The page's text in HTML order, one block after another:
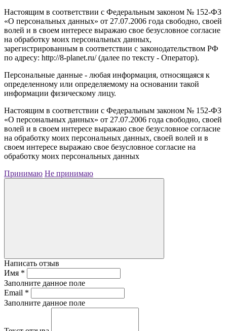
Настоящим в соответствии с Федеральным законом № 152-ФЗ
«О персональных данных» от 27.07.2006 года свободно, своей
волей и в своем интересе выражаю свое безусловное согласие
на обработку моих персональных данных,
зарегистрированным в соответствии с законодательством РФ
по адресу: http://8-planet.ru/ (далее по тексту - Оператор).
Персональные данные - любая информация, относящаяся к
определенному или определяемому на основании такой
информации физическому лицу.
Настоящим в соответствии с Федеральным законом № 152-ФЗ
«О персональных данных» от 27.07.2006 года свободно, своей
волей и в своем интересе выражаю свое безусловное согласие
на обработку моих персональных данных, своей волей и в
своем интересе выражаю свое безусловное согласие на
обработку моих персональных данных
Принимаю Не принимаю
Написать отзыв
Имя *
Заполните данное поле
Email *
Заполните данное поле